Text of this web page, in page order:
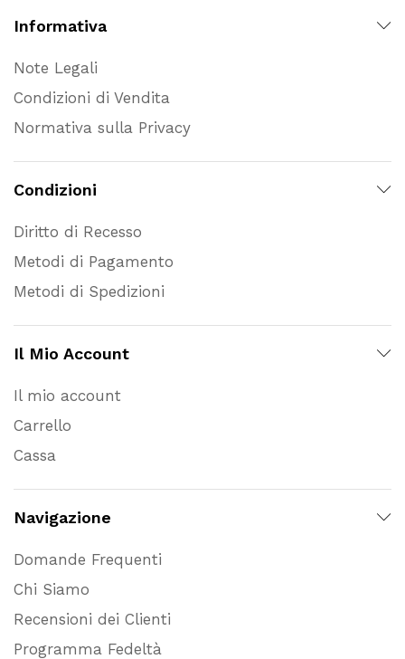
Informativa
Note Legali
Condizioni di Vendita
Normativa sulla Privacy
Condizioni
Diritto di Recesso
Metodi di Pagamento
Metodi di Spedizioni
Il Mio Account
Il mio account
Carrello
Cassa
Navigazione
Domande Frequenti
Chi Siamo
Recensioni dei Clienti
Programma Fedeltà